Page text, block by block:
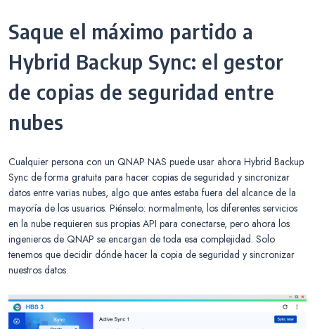
Saque el máximo partido a
Hybrid Backup Sync: el gestor
de copias de seguridad entre
nubes
Cualquier persona con un QNAP NAS puede usar ahora Hybrid Backup
Sync de forma gratuita para hacer copias de seguridad y sincronizar
datos entre varias nubes, algo que antes estaba fuera del alcance de la
mayoría de los usuarios. Piénselo: normalmente, los diferentes servicios
en la nube requieren sus propias API para conectarse, pero ahora los
ingenieros de QNAP se encargan de toda esa complejidad. Solo
tenemos que decidir dónde hacer la copia de seguridad y sincronizar
nuestros datos.